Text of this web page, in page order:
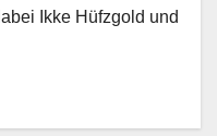
Ikke Hüfzgold und